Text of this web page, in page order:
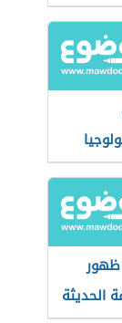
الحديثة